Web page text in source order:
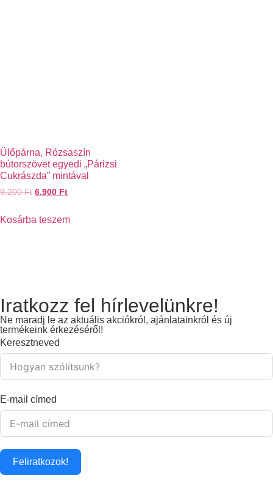
Ülőpárna, Rózsaszín
bútorszövet egyedi „Párizsi
Cukrászda” mintával
9.200Ft 6.900 Ft
Kosárba teszem
Iratkozz fel hírlevelünkre!
Ne maradj le az aktuális akciókról, ajánlatainkról és új
termékeink érkezéséről!
Keresztneved
E-mail címed
Feliratkozok!